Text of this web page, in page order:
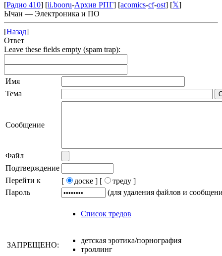
[Радио 410] [ii.booru-Архив РПГ] [acomics-cf-ost] [𝕏]
Ычан — Электроника и ПО
[Назад]
Ответ
Leave these fields empty (spam trap):
Имя
Тема
Сообщение
Файл
Подтверждение
Перейти к
[ доске ] [
треду ]
Пароль
(для удаления файлов и
Список тредов
ЗАПРЕЩЕНО:
детская эротика/порнография
троллинг